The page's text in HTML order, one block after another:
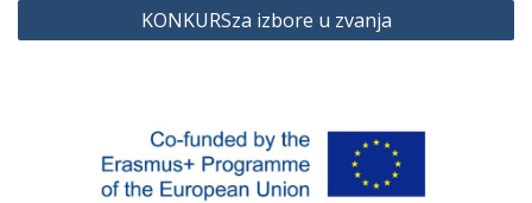
KONKURSza izbore u zvanja